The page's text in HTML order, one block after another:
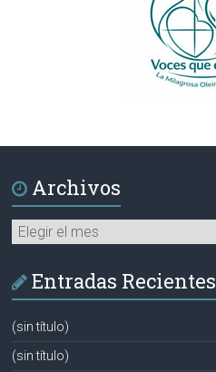
Archivos
Archivos
Entradas Recientes
(sin título)
(sin título)